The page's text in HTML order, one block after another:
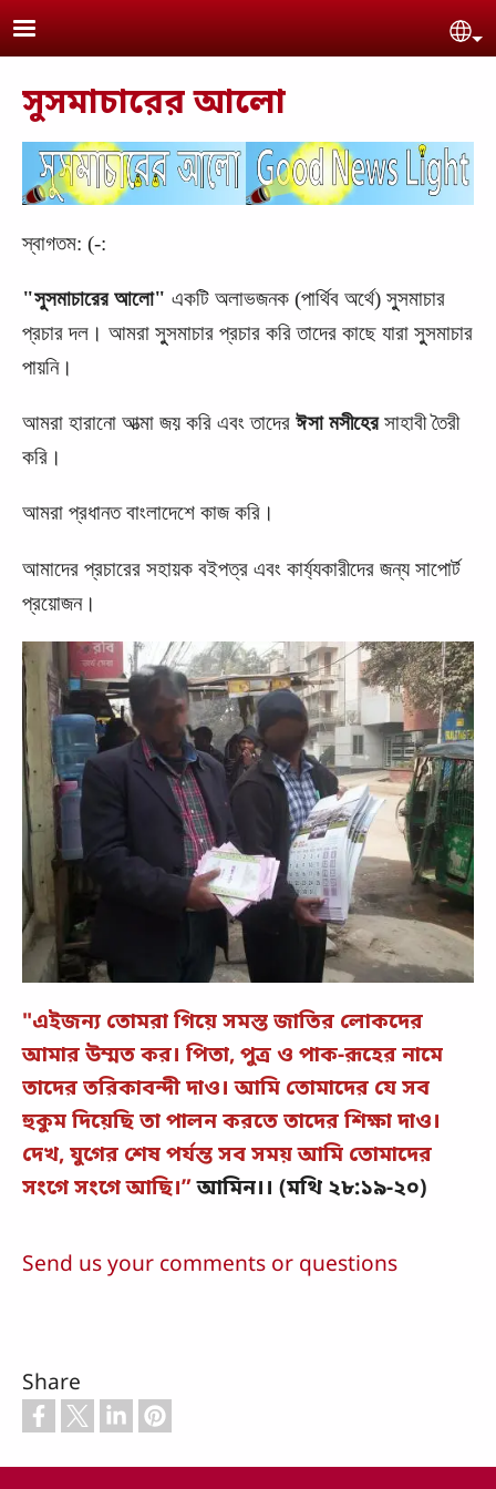
Skip to main content
সুসমাচারের আলো
স্বাগতম: (-:
‍‍‌‌"সুসমাচারের আলো" একটি অলাভজনক (পার্থিব অর্থে) সুুসমাচার
প্রচার দল। আমরা সুুসমাচার প্রচার করি তাদের কাছে যারা সুুসমাচার
পায়নি।
আমরা হারানো আত্মা জয় করি এবং তাদের ঈসা মসীহেরসাহাবী তৈরী
করি।
আমরা প্রধানত বাংলাদেশে কাজ করি।
আমাদের প্রচারের সহায়ক বইপত্র এবং কার্য্যকারীদের জন্য সাপোর্ট
প্রয়োজন।
"এইজন্য তোমরা গিয়ে সমস্ত জাতির লোকদের
আমার উম্মত কর। পিতা, পুত্র ও পাক-রূহের নামে
তাদের তরিকাবন্দী দাও। আমি তোমাদের যে সব
হুকুম দিয়েছি তা পালন করতে তাদের শিক্ষা দাও।
দেখ, যুগের শেষ পর্যন্ত সব সময় আমি তোমাদের
সংগে সংগে আছি।”আমিন।। (মথি ২৮:১৯-২০)
Send us your comments or questions
Share